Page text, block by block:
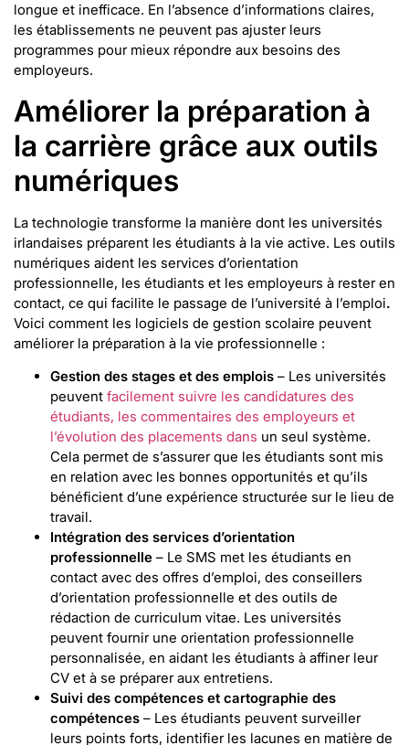
longue et inefficace. En l’absence d’informations claires,
les établissements ne peuvent pas ajuster leurs
programmes pour mieux répondre aux besoins des
employeurs.
Améliorer la préparation à
la carrière grâce aux outils
numériques
La technologie transforme la manière dont les universités
irlandaises préparent les étudiants à la vie active. Les outils
numériques aident les services d’orientation
professionnelle, les étudiants et les employeurs à rester en
contact, ce qui facilite le passage de l’université à l’emploi.
Voici comment les logiciels de gestion scolaire peuvent
améliorer la préparation à la vie professionnelle :
Gestion des stages et des emplois – Les universités
peuvent facilement suivre les candidatures des
étudiants, les commentaires des employeurs et
l’évolution des placements dans un seul système.
Cela permet de s’assurer que les étudiants sont mis
en relation avec les bonnes opportunités et qu’ils
bénéficient d’une expérience structurée sur le lieu de
travail.
Intégration des services d’orientation
professionnelle – Le SMS met les étudiants en
contact avec des offres d’emploi, des conseillers
d’orientation professionnelle et des outils de
rédaction de curriculum vitae. Les universités
peuvent fournir une orientation professionnelle
personnalisée, en aidant les étudiants à affiner leur
CV et à se préparer aux entretiens.
Suivi des compétences et cartographie des
compétences – Les étudiants peuvent surveiller
leurs points forts, identifier les lacunes en matière de